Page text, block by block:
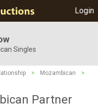
Login
Singles
> Mozambican
>
Partner